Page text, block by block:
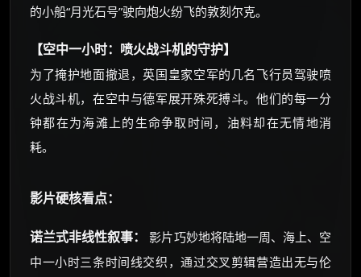
的小船“月光石号”驶向炮火纷飞的敦刻尔克。
【空中一小时：喷火战斗机的守护】
为了掩护地面撤退，英国皇家空军的几名飞行员驾驶喷
火战斗机，在空中与德军展开殊死搏斗。他们的每一分
钟都在为海滩上的生命争取时间，油料却在无情地消
耗。
影片硬核看点：
诺兰式非线性叙事：
影片巧妙地将陆地一周、海上、空
中一小时三条时间线交织，通过交叉剪辑营造出无与伦
☕ 海外大侠？通过 Ko-fi 赐茶